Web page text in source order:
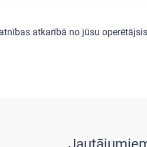
atkarībā no jūsu